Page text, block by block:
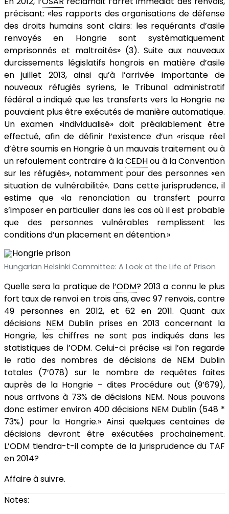
précisant: «les rapports des organisations de défense
des droits humains sont clairs: les requérants d’asile
renvoyés en Hongrie sont systématiquement
emprisonnés et maltraités» (3). Suite aux nouveaux
durcissements législatifs hongrois en matière d’asile
en juillet 2013, ainsi qu’à l’arrivée importante de
nouveaux réfugiés syriens, le Tribunal administratif
fédéral a indiqué que les transferts vers la Hongrie ne
pouvaient plus être exécutés de manière automatique.
Un examen «individualisé» doit préalablement être
effectué, afin de définir l’existence d’un «risque réel
d’être soumis en Hongrie à un mauvais traitement ou à
un refoulement contraire à laCEDHou à la Convention
sur les réfugiés», notamment pour des personnes «en
situation de vulnérabilité». Dans cette jurisprudence, il
estime que «la renonciation au transfert pourra
s’imposer en particulier dans les cas où il est probable
que des personnes vulnérables remplissent les
conditions d’un placement en détention.»
Hungarian Helsinki Committee: A Look at the Life of Prison
Quelle sera la pratique de l’ODM? 2013 a connu le plus
fort taux de renvoi en trois ans, avec 97 renvois, contre
49 personnes en 2012, et 62 en 2011. Quant aux
décisions NEMDublin prises en 2013 concernant la
Hongrie, les chiffres ne sont pas indiqués dans les
statistiques de l’ODM. Celui-ci précise «si l’on regarde
le ratio des nombres de décisions de NEM Dublin
totales (7’078) sur le nombre de requêtes faites
auprès de la Hongrie – dites Procédure out (9’679),
nous arrivons à 73% de décisions NEM. Nous pouvons
donc estimer environ 400 décisions NEM Dublin (548 *
73%) pour la Hongrie.» Ainsi quelques centaines de
décisions devront être exécutées prochainement.
L’ODM tiendra-t-il compte de la jurisprudence du TAF
en 2014?
Affaire à suivre.
Notes: